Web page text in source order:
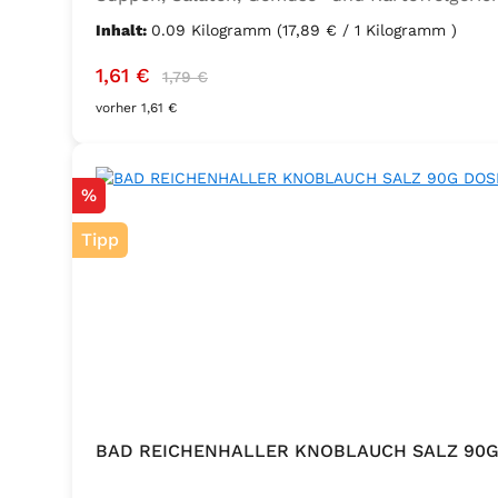
Ernährung mit zusätzlichem Jod und
Inhalt: 0.09 Kilogramm (17,89 € / 1 Kilogramm )
Verkaufspreis:
1,61 € Regulärer Preis:
1,79 €
vorher 1,61 €
Rabatt
%
Tipp
BAD REICHENHALLER KNOBLAUCH SALZ